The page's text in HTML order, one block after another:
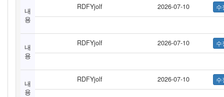
내
용
RDFYjolf 2026-07-10
내
용
RDFYjolf 2026-07-10
내
용
RDFYjolf 2026-07-10